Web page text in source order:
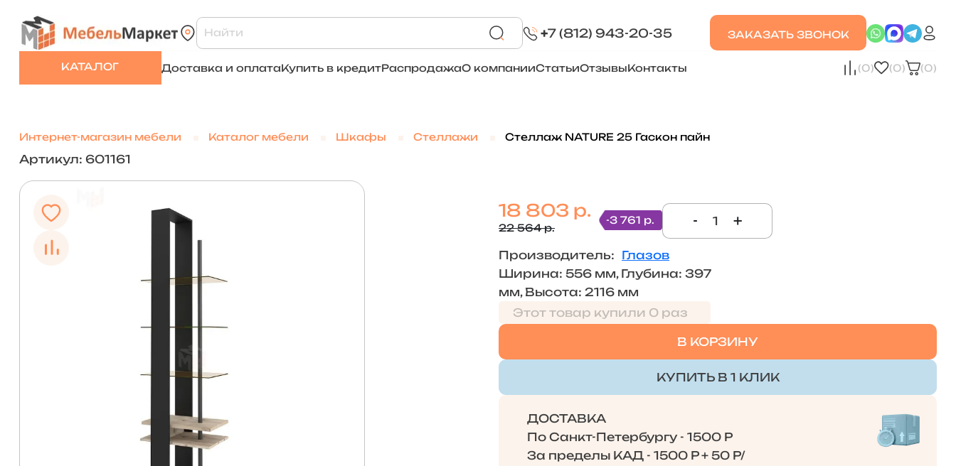
+7 (812) 943-20-35 ЗАКАЗАТЬ ЗВОНОК
КАТАЛОГ Доставка и оплатаКупить в кредитРаспродажаО компанииСтатьиОтзывыКонтакты (0) (0) (0)
Интернет-магазин мебели Каталог мебели Шкафы Стеллажи Стеллаж NATURE 25 Гаскон пайн
Артикул: 601161
18 803 р.
22 564 р.
-3 761 р. - +
Производитель: Глазов
Ширина: 556 мм, Глубина: 397
мм, Высота: 2116 мм
Этот товар купили 0 раз
В КОРЗИНУ
КУПИТЬ В 1 КЛИК
ДОСТАВКА
По Санкт-Петербургу - 1500 Р
За пределы КАД - 1500 Р + 50 Р/